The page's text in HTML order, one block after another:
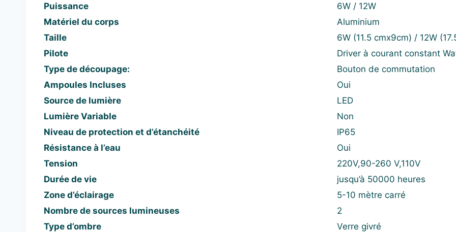
Puissance
6W / 12W
Matériel du corps
Aluminium
Taille
6W (11.5 cmx9cm) / 12W
Pilote
Driver à courant constant
Type de découpage:
Bouton de commutation
Ampoules Incluses
Oui
Source de lumière
LED
Lumière Variable
Non
Niveau de protection et d’étanchéité
IP65
Résistance à l’eau
Oui
Tension
220V,90-260 V,110V
Durée de vie
jusqu’à 50000 heures
Zone d’éclairage
5-10 mètre carré
Nombre de sources lumineuses
2
Type d’ombre
Verre givré